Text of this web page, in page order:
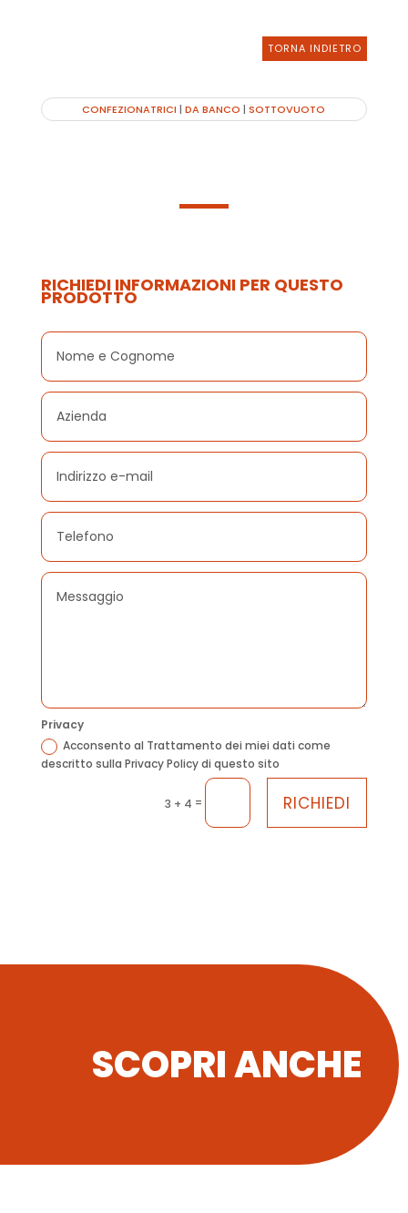
TORNA INDIETRO
CONFEZIONATRICI |DA BANCO |SOTTOVUOTO
RICHIEDI INFORMAZIONI PER QUESTO
PRODOTTO
Privacy
Acconsento al Trattamento dei miei dati come
descritto sulla Privacy Policy di questo sito
3 + 4 = RICHIEDI
SCOPRI ANCHE